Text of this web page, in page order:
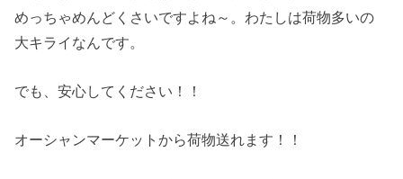
めっちゃめんどくさいですよね～。わたしは荷物多いの
大キライなんです。
でも、安心してください！！
オーシャンマーケットから荷物送れます！！